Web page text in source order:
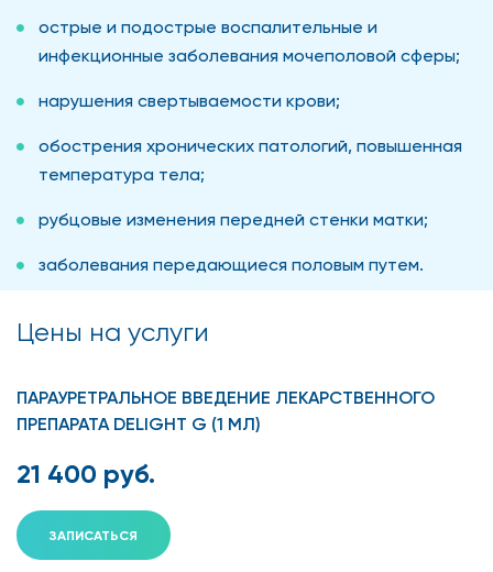
острые и подострые воспалительные и
инфекционные заболевания мочеполовой сферы;
нарушения свертываемости крови;
обострения хронических патологий, повышенная
температура тела;
рубцовые изменения передней стенки матки;
заболевания передающиеся половым путем.
Цены на услуги
ПАРАУРЕТРАЛЬНОЕ ВВЕДЕНИЕ ЛЕКАРСТВЕННОГО
ПРЕПАРАТА DELIGHT G (1 МЛ)
21 400 руб.
ЗАПИСАТЬСЯ